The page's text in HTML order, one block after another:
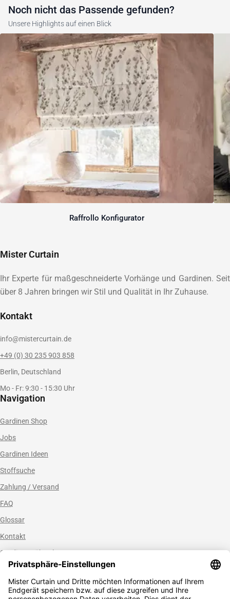
Noch nicht das Passende gefunden?
Unsere Highlights auf einen Blick
Raffrollo Konfigurator
Mister Curtain
Ihr Experte für maßgeschneiderte Vorhänge und Gardinen. Seit
über 8 Jahren bringen wir Stil und Qualität in Ihr Zuhause.
Kontakt
info@mistercurtain.de
+49 (0) 30 235 903 858
Berlin, Deutschland
Mo - Fr: 9:30 - 15:30 Uhr
Navigation
Gardinen Shop
Jobs
Gardinen Ideen
Stoffsuche
Zahlung / Versand
FAQ
Glossar
Kontakt
Gardinen nähen lassen
Zahlungsmethoden